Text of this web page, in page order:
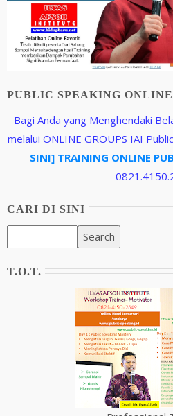
PUBLIC SPEAKING ONLINE
Bagi Anda yang Menghendaki
melalui ONLINE GROUPS IAI
SINI] TRAINING ONLINE
CARI DI SINI
T.O.T.